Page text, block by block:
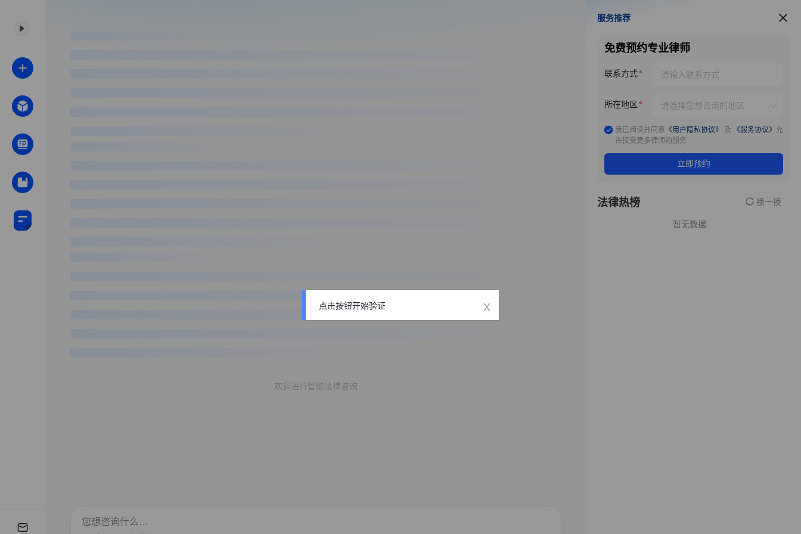
欢迎进行智能法律咨询
服务推荐
服务推荐
免费预约专业律师
联系方式
所在地区
我已阅读并同意 《用户隐私协议》 及 《服务协议》 允
许接受更多律师的服务
立即预约
法律热榜 换一换
暂无数据
点击按钮开始验证 x